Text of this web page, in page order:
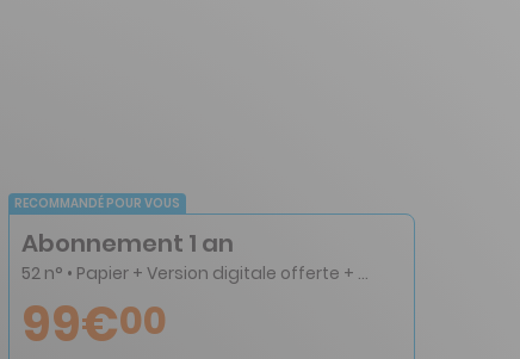
RECOMMANDÉ POUR VOUS
Abonnement 1 an
52 n° • Papier + Version digitale offerte + numérique inclus
99€00